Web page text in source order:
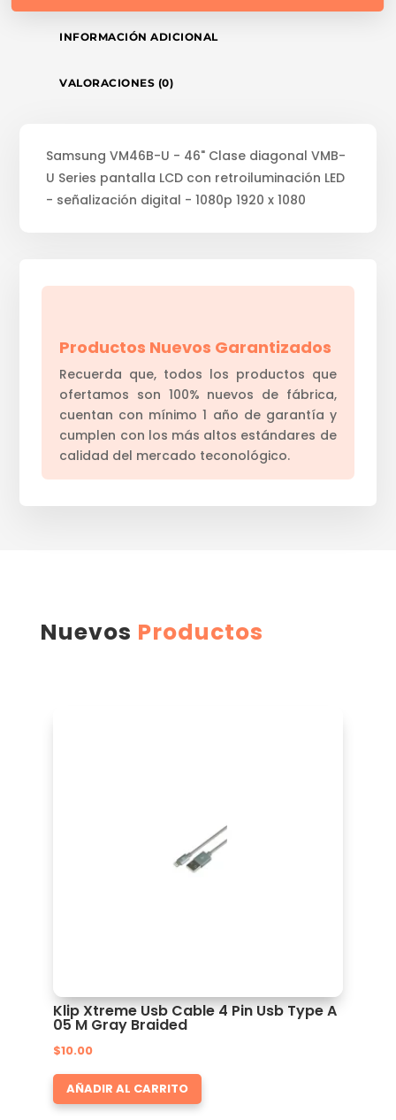
INFORMACIÓN ADICIONAL
VALORACIONES (0)
Samsung VM46B-U - 46" Clase diagonal VMB-
U Series pantalla LCD con retroiluminación LED
- señalización digital - 1080p 1920 x 1080
Productos Nuevos Garantizados
Recuerda que, todos los productos que
ofertamos son 100% nuevos de fábrica,
cuentan con mínimo 1 año de garantía y
cumplen con los más altos estándares de
calidad del mercado teconológico.
Nuevos Productos
Klip Xtreme Usb Cable 4 Pin Usb Type A
05 M Gray Braided
$10.00
AÑADIR AL CARRITO